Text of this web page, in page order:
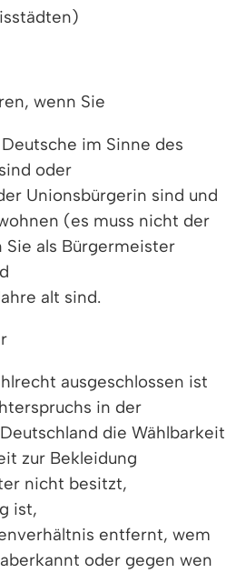
wenn Sie
im Sinne des
oder
Unionsbürgerin sind und
(es muss nicht der
als Bürgermeister
alt sind.
ausgeschlossen ist
in der
die Wählbarkeit
zur Bekleidung
nicht besitzt,
ist,
entfernt, wem
oder gegen wen